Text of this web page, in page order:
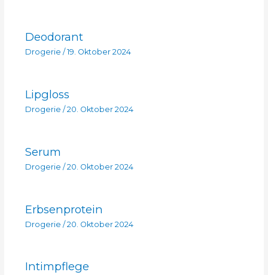
Deodorant
Drogerie / 19. Oktober 2024
Lipgloss
Drogerie / 20. Oktober 2024
Serum
Drogerie / 20. Oktober 2024
Erbsenprotein
Drogerie / 20. Oktober 2024
Intimpflege